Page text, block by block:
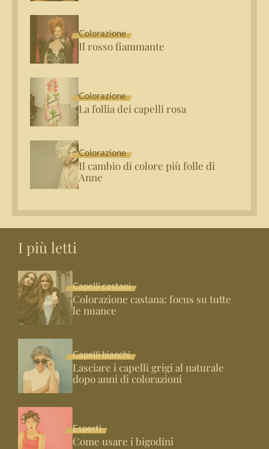
Colorazione
Il rosso fiammante
Colorazione
La follia dei capelli rosa
Colorazione
Il cambio di colore più folle di
Anne
I più letti
Capelli castani
Colorazione castana: focus su tutte
le nuance
Capelli bianchi
Lasciare i capelli grigi al naturale
dopo anni di colorazioni
Esperti
Come usare i bigodini